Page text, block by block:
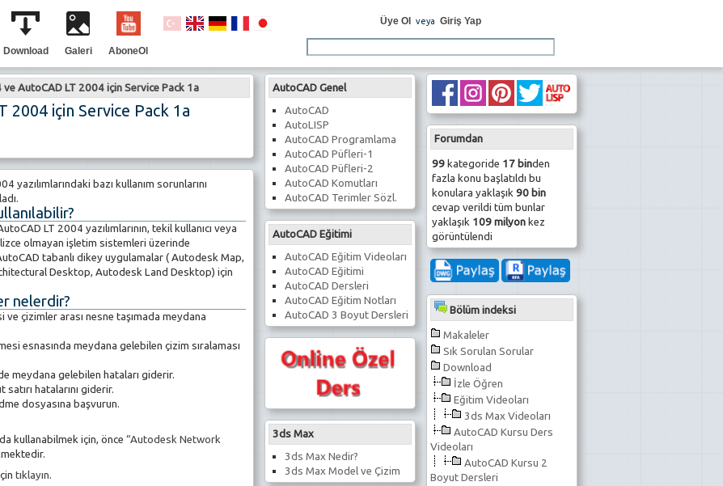
Download Galeri AboneOl
Üye Ol veya Giriş Yap
Forumdan
99kategoride 17 binden
fazla konu başlatıldı bu
konulara yaklaşık 90 bin
cevap verildi tüm bunlar
yaklaşık 109 milyonkez
görüntülendi
Bölüm indeksi
Makaleler
Sık Sorulan Sorular
Download
İzle Öğren
Eğitim Videoları
3ds Max Videoları
AutoCAD Kursu Ders
Videoları
AutoCAD Kursu 2
Boyut Dersleri
AutoCAD Genel
AutoCAD
AutoLISP
AutoCAD Programlama
AutoCAD Püfleri-1
AutoCAD Püfleri-2
AutoCAD Komutları
AutoCAD Terimler Sözl.
AutoCAD Eğitimi
AutoCAD Eğitim Videoları
AutoCAD Eğitimi
AutoCAD Dersleri
AutoCAD Eğitim Notları
AutoCAD 3 Boyut Dersleri
3ds Max
3ds Max Nedir?
3ds Max Model ve Çizim
AutoCAD LT 2004 için Service Pack 1a
2004 için Service Pack 1a
bazı kullanım sorunlarını
LT 2004 yazılımlarının, tekil kullanıcı veya
olmayan işletim sistemleri üzerinde
AutoCAD tabanlı dikey uygulamalar ( Autodesk Map,
Desktop, Autodesk Land Desktop) için
nelerdir?
çizimler arası nesne taşımada meydana
esnasında meydana gelebilen çizim sıralaması
meydana gelebilen hataları giderir.
hatalarını giderir.
dosyasına başvurun.
kullanabilmek için, önce “Autodesk Network
tıklayın.